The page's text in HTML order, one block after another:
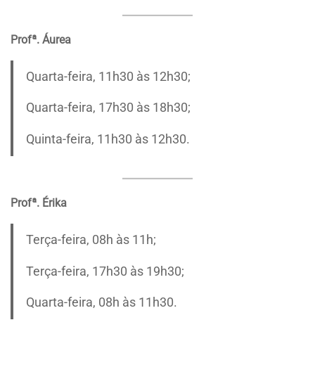
Profª. Áurea
Quarta-feira, 11h30 às 12h30;
Quarta-feira, 17h30 às 18h30;
Quinta-feira, 11h30 às 12h30.
Profª. Érika
Terça-feira, 08h às 11h;
Terça-feira, 17h30 às 19h30;
Quarta-feira, 08h às 11h30.